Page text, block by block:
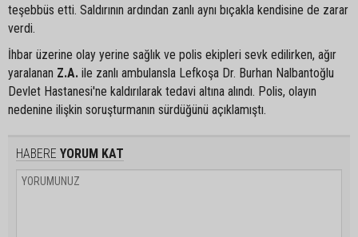
teşebbüs etti. Saldırının ardından zanlı aynı bıçakla kendisine de zarar
verdi.
İhbar üzerine olay yerine sağlık ve polis ekipleri sevk edilirken, ağır
yaralanan Z.A. ile zanlı ambulansla Lefkoşa Dr. Burhan Nalbantoğlu
Devlet Hastanesi'ne kaldırılarak tedavi altına alındı. Polis, olayın
nedenine ilişkin soruşturmanın sürdüğünü açıklamıştı.
HABERE YORUM KAT